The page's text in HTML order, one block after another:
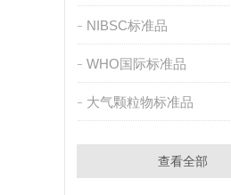
NIBSC标准品
WHO国际标准品
大气颗粒物标准品
查看全部